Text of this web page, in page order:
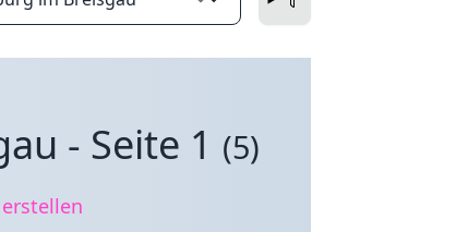
- Seite 1 (5)